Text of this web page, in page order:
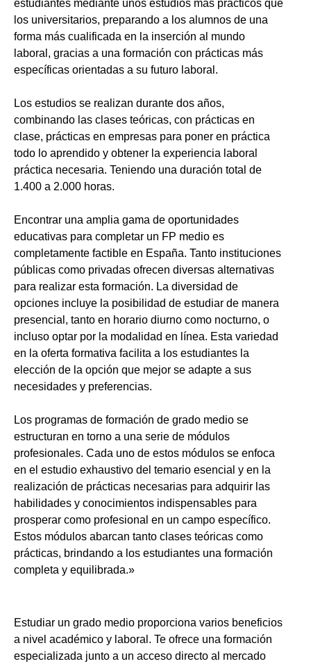
estudiantes mediante unos estudios más prácticos que
los universitarios, preparando a los alumnos de una
forma más cualificada en la inserción al mundo
laboral, gracias a una formación con prácticas más
específicas orientadas a su futuro laboral.
Los estudios se realizan durante dos años,
combinando las clases teóricas, con prácticas en
clase, prácticas en empresas para poner en práctica
todo lo aprendido y obtener la experiencia laboral
práctica necesaria. Teniendo una duración total de
1.400 a 2.000 horas.
Encontrar una amplia gama de oportunidades
educativas para completar un FP medio es
completamente factible en España. Tanto instituciones
públicas como privadas ofrecen diversas alternativas
para realizar esta formación. La diversidad de
opciones incluye la posibilidad de estudiar de manera
presencial, tanto en horario diurno como nocturno, o
incluso optar por la modalidad en línea. Esta variedad
en la oferta formativa facilita a los estudiantes la
elección de la opción que mejor se adapte a sus
necesidades y preferencias.
Los programas de formación de grado medio se
estructuran en torno a una serie de módulos
profesionales. Cada uno de estos módulos se enfoca
en el estudio exhaustivo del temario esencial y en la
realización de prácticas necesarias para adquirir las
habilidades y conocimientos indispensables para
prosperar como profesional en un campo específico.
Estos módulos abarcan tanto clases teóricas como
prácticas, brindando a los estudiantes una formación
completa y equilibrada.»
Estudiar un grado medio proporciona varios beneficios
a nivel académico y laboral. Te ofrece una formación
especializada junto a un acceso directo al mercado